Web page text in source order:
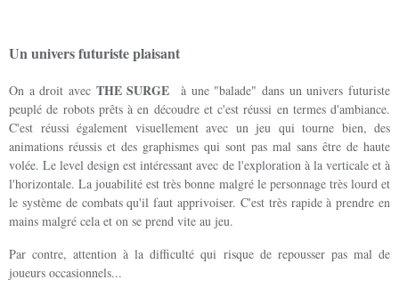
Un univers futuriste plaisant
On a droit avec THE SURGE à une "balade" dans un univers futuriste
peuplé de robots prêts à en découdre et c'est réussi en termes d'ambiance.
C'est réussi également visuellement avec un jeu qui tourne bien, des
animations réussis et des graphismes qui sont pas mal sans être de haute
volée. Le level design est intéressant avec de l'exploration à la verticale et à
l'horizontale. La jouabilité est très bonne malgré le personnage très lourd et
le système de combats qu'il faut apprivoiser. C'est très rapide à prendre en
mains malgré cela et on se prend vite au jeu.
Par contre, attention à la difficulté qui risque de repousser pas mal de
joueurs occasionnels...